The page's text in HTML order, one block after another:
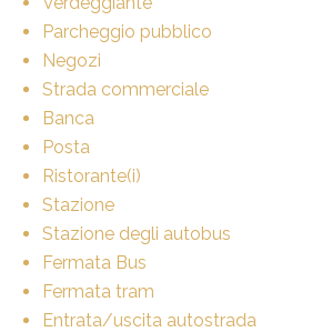
Parcheggio pubblico
Negozi
Strada commerciale
Banca
Posta
Ristorante(i)
Stazione
Stazione degli autobus
Fermata Bus
Fermata tram
Entrata/uscita autostrada